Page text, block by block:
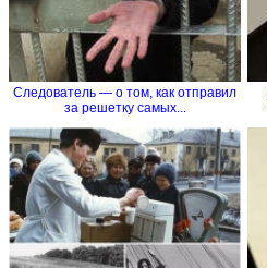
Следователь — о том, как отправил
за решетку самых...